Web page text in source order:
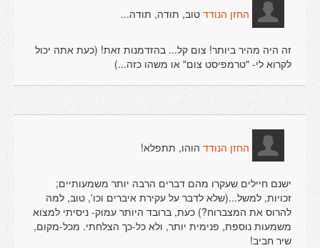
החזן הנודד טוב, תודה, תודה...
זה היה מהיר ביותר! צום קל... בהזדמנות זאת! (כעת אתה יכול
לקרוא לי- "טרמפיסט צום" או משהו כזה...)
החזן הנודד הוהו, תתפלא!
ישנם חיילים שעקרו מהם דברים הרבה יותר משמעותיים;
זכויות, למשל...(שלא לדבר על עקירת איברים וכו', טוב, למה
להרוס את המצברוח?) כעת, ברובד היותר עמוק- ניסיתי למצוא
משמעות נוספת, פנימית יותר, ולא כל-כך הצלחתי. מכל-מקום,
שיר חביב!